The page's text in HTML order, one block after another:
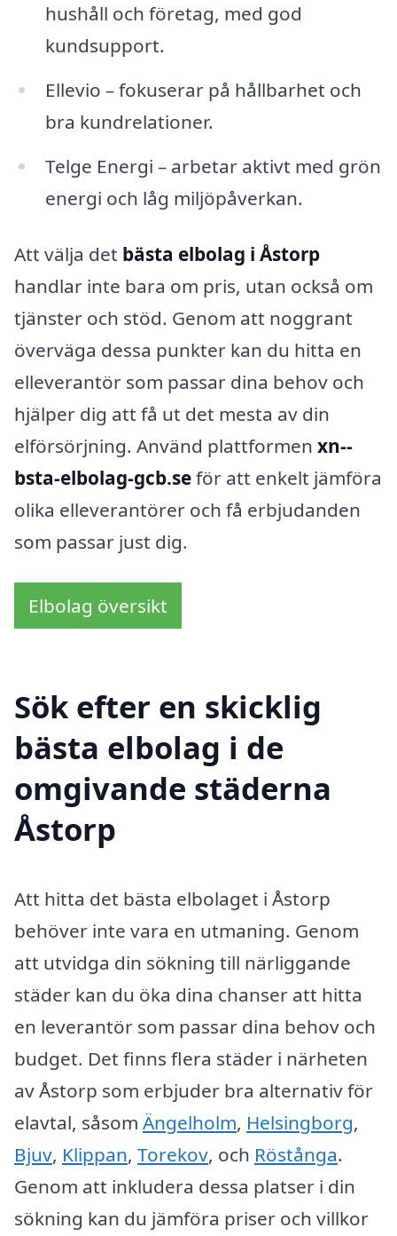
hushåll och företag, med god
kundsupport.
Ellevio – fokuserar på hållbarhet och
bra kundrelationer.
Telge Energi – arbetar aktivt med grön
energi och låg miljöpåverkan.
Att välja det bästa elbolag i Åstorp
handlar inte bara om pris, utan också om
tjänster och stöd. Genom att noggrant
överväga dessa punkter kan du hitta en
elleverantör som passar dina behov och
hjälper dig att få ut det mesta av din
elförsörjning. Använd plattformen xn--
bsta-elbolag-gcb.seför att enkelt jämföra
olika elleverantörer och få erbjudanden
som passar just dig.
Elbolag översikt
Sök efter en skicklig
bästa elbolag i de
omgivande städerna
Åstorp
Att hitta det bästa elbolaget i Åstorp
behöver inte vara en utmaning. Genom
att utvidga din sökning till närliggande
städer kan du öka dina chanser att hitta
en leverantör som passar dina behov och
budget. Det finns flera städer i närheten
av Åstorp som erbjuder bra alternativ för
elavtal, såsom Ängelholm, Helsingborg,
Bjuv, Klippan, Torekov, och Röstånga.
Genom att inkludera dessa platser i din
sökning kan du jämföra priser och villkor